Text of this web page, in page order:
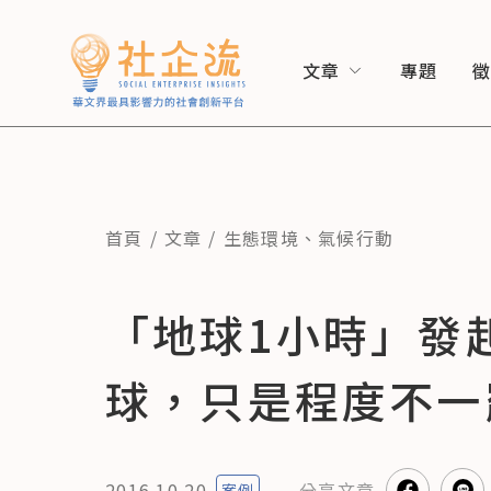
文章 專題
首頁 文章 生態環境 、 氣候行動
「地球1小時」
球，只是程度不